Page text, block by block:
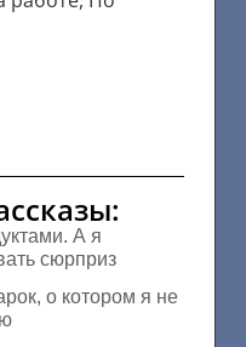
А я
сюрприз
о котором я не